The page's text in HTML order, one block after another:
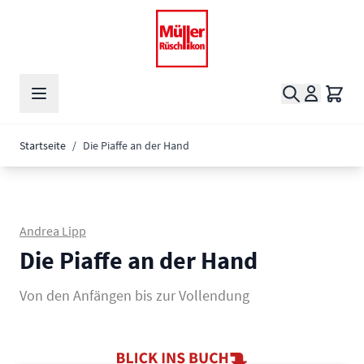
Suche
Startseite / Die Piaffe an der Hand
Andrea Lipp
Die Piaffe an der Hand
Von den Anfängen bis zur Vollendung